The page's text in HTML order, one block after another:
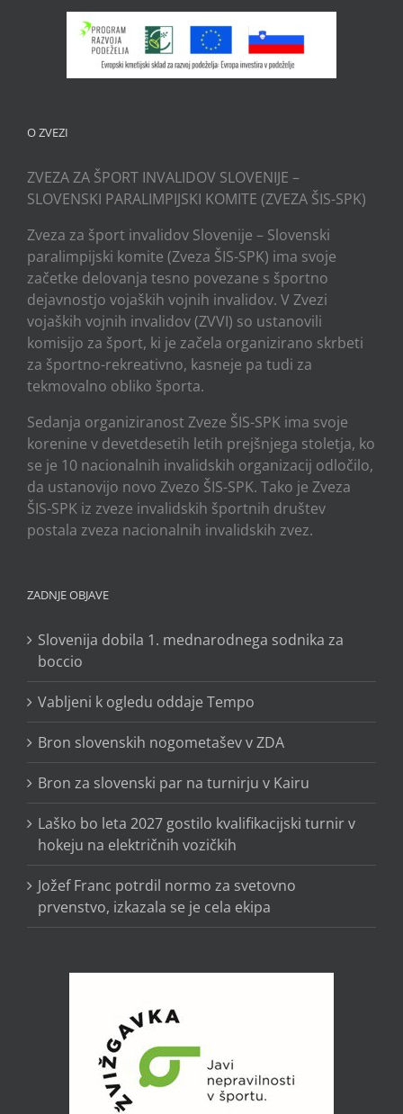
O ZVEZI
ZVEZA ZA ŠPORT INVALIDOV SLOVENIJE –
SLOVENSKI PARALIMPIJSKI KOMITE (ZVEZA ŠIS-SPK)
Zveza za šport invalidov Slovenije – Slovenski
paralimpijski komite (Zveza ŠIS-SPK) ima svoje
začetke delovanja tesno povezane s športno
dejavnostjo vojaških vojnih invalidov. V Zvezi
vojaških vojnih invalidov (ZVVI) so ustanovili
komisijo za šport, ki je začela organizirano skrbeti
za športno-rekreativno, kasneje pa tudi za
tekmovalno obliko športa.
Sedanja organiziranost Zveze ŠIS-SPK ima svoje
korenine v devetdesetih letih prejšnjega stoletja, ko
se je 10 nacionalnih invalidskih organizacij odločilo,
da ustanovijo novo Zvezo ŠIS-SPK. Tako je Zveza
ŠIS-SPK iz zveze invalidskih športnih društev
postala zveza nacionalnih invalidskih zvez.
ZADNJE OBJAVE
Slovenija dobila 1. mednarodnega sodnika za
boccio
Vabljeni k ogledu oddaje Tempo
Bron slovenskih nogometašev v ZDA
Bron za slovenski par na turnirju v Kairu
Laško bo leta 2027 gostilo kvalifikacijski turnir v
hokeju na električnih vozičkih
Jožef Franc potrdil normo za svetovno
prvenstvo, izkazala se je cela ekipa